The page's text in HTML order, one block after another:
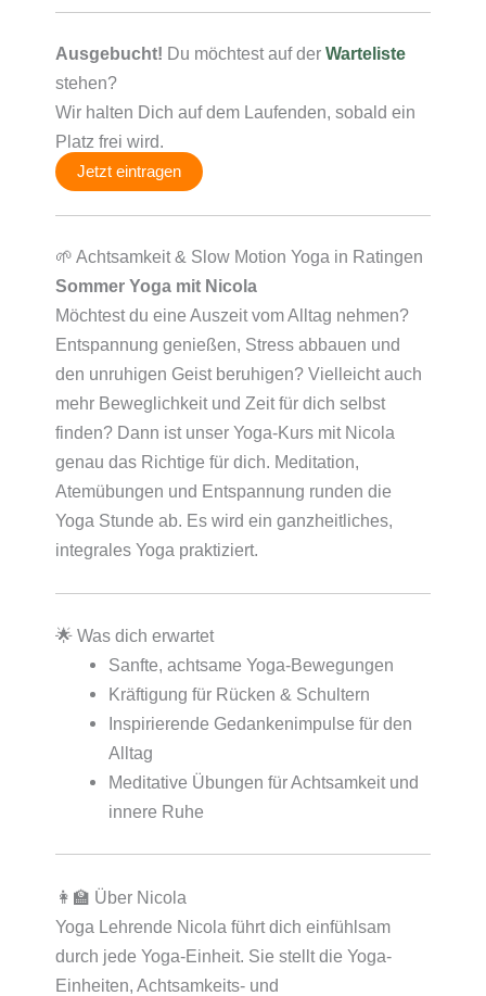
Ausgebucht! Du möchtest auf der Warteliste
stehen?
Wir halten Dich auf dem Laufenden, sobald ein
Platz frei wird.
Jetzt eintragen
🌱 Achtsamkeit & Slow Motion Yoga in Ratingen
Sommer Yoga mit Nicola
Möchtest du eine Auszeit vom Alltag nehmen?
Entspannung genießen, Stress abbauen und
den unruhigen Geist beruhigen? Vielleicht auch
mehr Beweglichkeit und Zeit für dich selbst
finden? Dann ist unser Yoga-Kurs mit Nicola
genau das Richtige für dich. Meditation,
Atemübungen und Entspannung runden die
Yoga Stunde ab. Es wird ein ganzheitliches,
integrales Yoga praktiziert.
🌟 Was dich erwartet
Sanfte, achtsame Yoga-Bewegungen
Kräftigung für Rücken & Schultern
Inspirierende Gedankenimpulse für den
Alltag
Meditative Übungen für Achtsamkeit und
innere Ruhe
👩‍🏫 Über Nicola
Yoga Lehrende Nicola führt dich einfühlsam
durch jede Yoga-Einheit. Sie stellt die Yoga-
Einheiten, Achtsamkeits- und